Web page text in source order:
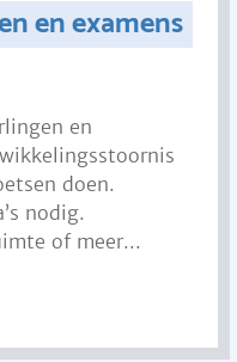
en examens
en
doen.
nodig.
of meer...